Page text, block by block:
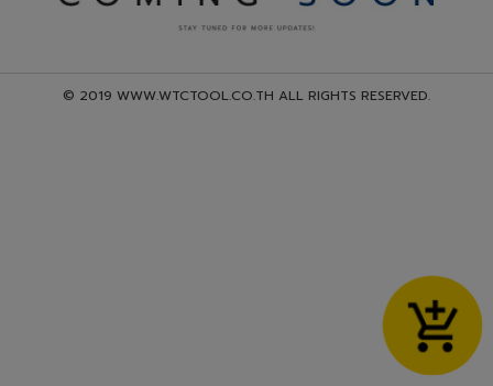
© 2019 WWW.WTCTOOL.CO.TH ALL RIGHTS RESERVED.